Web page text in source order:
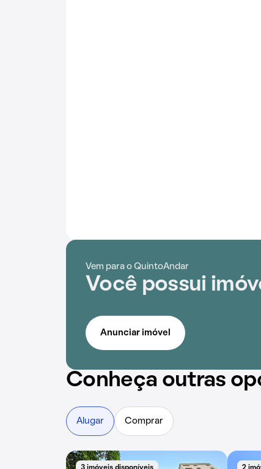
Vem para o QuintoAndar
Você possui
Anunciar imóvel
Conheça outras
Alugar Comprar
3 imóveis disponíveis 2